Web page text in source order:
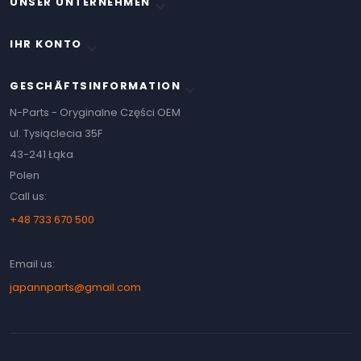
IHR KONTO
GESCHÄFTSINFORMATION
N-Parts - Oryginalne Części OEM
ul. Tysiąclecia 35F
43-241 Łąka
Polen
Call us:
+48 733 670 500
Email us:
japannparts@gmail.com